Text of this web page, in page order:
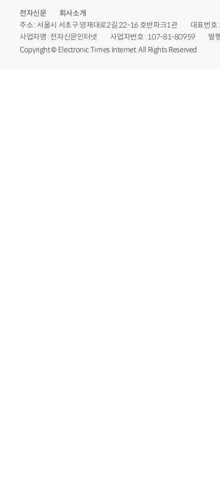
전자신문
회사소개
주소 : 서울시 서초구 양재대로2길 22-16 호반파크1관
대표번
사업자명 : 전자신문인터넷
사업자번호 : 107-81-80959
발
Copyright © Electronic Times Internet. All Rights Reserved.